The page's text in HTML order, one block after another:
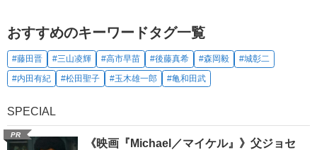
おすすめのキーワードタグ一覧
#藤田晋 #三山凌輝 #高市早苗 #後藤真希 #森岡毅
#城彰二
#内田有紀
#松田聖子 #玉木雄一郎 #亀和田武
SPECIAL
PR
《映画『Michael／マイケル』》父ジョセ